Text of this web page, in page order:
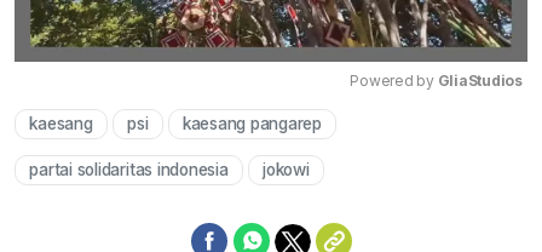
Powered by GliaStudios
kaesang psi kaesang pangarep
partai solidaritas indonesia jokowi